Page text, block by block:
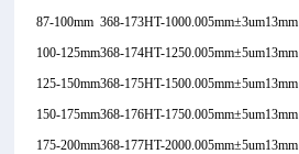
87-100mm 368-173HT-1000.005mm±3um13mm
100-125mm368-174HT-1250.005mm±5um13mm
125-150mm368-175HT-1500.005mm±5um13mm
150-175mm368-176HT-1750.005mm±5um13mm
175-200mm368-177HT-2000.005mm±5um13mm